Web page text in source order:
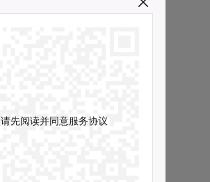
请先阅读并同意服务协议